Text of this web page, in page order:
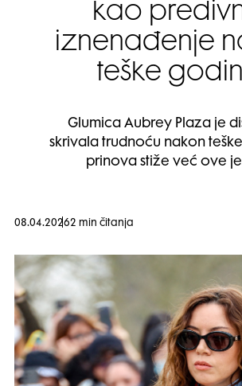
kao
iznenađenje
teške
Glumica Aubrey Plaza je
skrivala trudnoću nakon
prinova stiže već ove
08.04.20262 min čitanja